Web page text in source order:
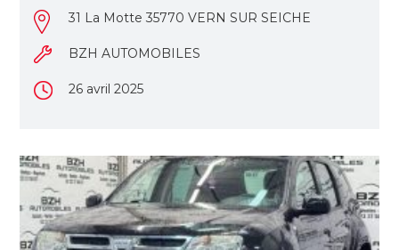
31 La Motte 35770 VERN SUR SEICHE
BZH AUTOMOBILES
26 avril 2025